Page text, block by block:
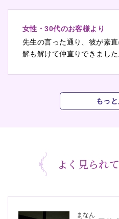
女性・30代のお客様より
先生の言った通り、彼が素
解も解けて仲直りできまし
いました。
もっ
よく見られ
まなん